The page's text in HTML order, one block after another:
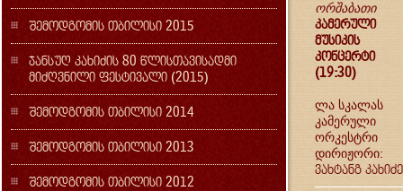
შემოდგომის თბილისი 2015
ჯანსუღ კახიძის 80 წლისთავისადმი
მიძღვნილი ფესტივალი (2015)
შემოდგომის თბილისი 2014
შემოდგომის თბილისი 2013
შემოდგომის თბილისი 2012
ორშაბათი
კამერული
მუსიკის
კონცერტი
(19:30)
ლა სკალას
კამერული
ორკესტრი
დირიჟორი:
ვახტანგ კახიძე